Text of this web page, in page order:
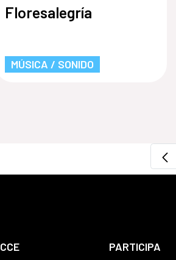
Floresalegría
MÚSICA / SONIDO
CCE PARTICIPA